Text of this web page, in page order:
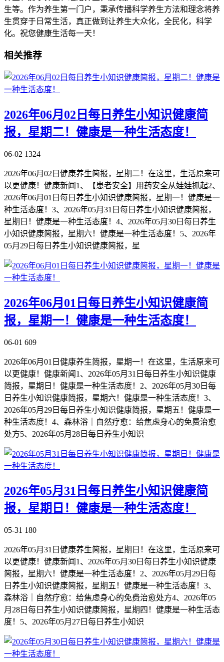
生等。作为养生第一门户，秉承传播科学养生方法和理念将养
生贯穿于日常生活，真正做到让养生大众化，全民化，科学
化。祝您健康生活每一天！
相关推荐
2026年06月02日每日养生小知识健康简
报，星期二！健康是一种生活态度！
06-02 1324
2026年06月02日健康养生简报，星期二！在这里，生活原来可
以更健康！健康新闻1、【患者安全】用药安全从娃娃抓起2、
2026年06月01日每日养生小知识健康简报，星期一！健康是一
种生活态度！3、2026年05月31日每日养生小知识健康简报，
星期日！健康是一种生活态度！4、2026年05月30日每日养生
小知识健康简报，星期六！健康是一种生活态度！5、2026年
05月29日每日养生小知识健康简报，星
2026年06月01日每日养生小知识健康简
报，星期一！健康是一种生活态度！
06-01 609
2026年06月01日健康养生简报，星期一！在这里，生活原来可
以更健康！健康新闻1、2026年05月31日每日养生小知识健康
简报，星期日！健康是一种生活态度！2、2026年05月30日每
日养生小知识健康简报，星期六！健康是一种生活态度！3、
2026年05月29日每日养生小知识健康简报，星期五！健康是一
种生活态度！4、森林浴｜自然疗愈：给焦虑身心的免费治愈
处方5、2026年05月28日每日养生小知识
2026年05月31日每日养生小知识健康简
报，星期日！健康是一种生活态度！
05-31 180
2026年05月31日健康养生简报，星期日！在这里，生活原来可
以更健康！健康新闻1、2026年05月30日每日养生小知识健康
简报，星期六！健康是一种生活态度！2、2026年05月29日每
日养生小知识健康简报，星期五！健康是一种生活态度！3、
森林浴｜自然疗愈：给焦虑身心的免费治愈处方4、2026年05
月28日每日养生小知识健康简报，星期四！健康是一种生活态
度！5、2026年05月27日每日养生小知识